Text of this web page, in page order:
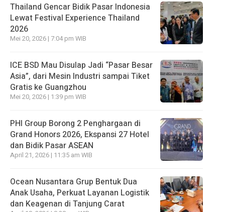
Thailand Gencar Bidik Pasar Indonesia
Lewat Festival Experience Thailand
2026
Mei 20, 2026 | 7:04 pm WIB
ICE BSD Mau Disulap Jadi “Pasar Besar
Asia”, dari Mesin Industri sampai Tiket
Gratis ke Guangzhou
Mei 20, 2026 | 1:39 pm WIB
PHI Group Borong 2 Penghargaan di
Grand Honors 2026, Ekspansi 27 Hotel
dan Bidik Pasar ASEAN
April 21, 2026 | 11:35 am WIB
Ocean Nusantara Grup Bentuk Dua
Anak Usaha, Perkuat Layanan Logistik
dan Keagenan di Tanjung Carat